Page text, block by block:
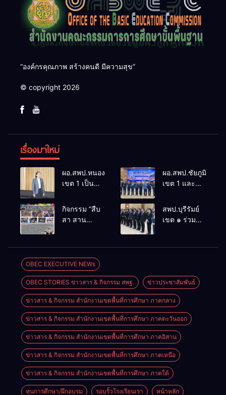
“องค์กรคุณภาพ สร้างคนดี มีความสุข”
© copyright 2026
เรื่องมาใหม่
ผอ.สพป.หนองคาย
เขต 1 เป็น
พิธีเปิด
ป้องกันและ
แก้ไขปัญหา
ยาเสพติดใน
สถานศึกษา
ประจำ
ปีงบประมาณ
พ.ศ.2569
“สพฐ.สร้างสรรค์
ปันสุข”
(OBEC
Sharing
Happiness
Camp : OSH
Camp)
ผอ.สพป.ชัยภูมิ
เขต 1 และ
ประชุม
สัมมนาทาง
นำการศึกษา
ตรวจราชการ
ที่ 13
กิจกรรม “สืบ
สา สาน
เรียนรู้”
โรงเรียนบ้าน
สันพระเนตร
ประจำปีการ
ศึกษา 2569
สพป.บุรีรัมย์
เขต ๑ ร่วม
เขตตรวจ
ราชการที่ ๑๓
OBEC EXECUTIVE NEWs
OBEC STORIES ข่าวสาร & กิจกรรม สพฐ. ข่าวประชาสัมพันธ์
ข่าวสาร & กิจกรรม สำนักงานเขตพื้นที่การศึกษา ภาคกลาง
ข่าวสาร & กิจกรรม สำนักงานเขตพื้นที่การศึกษา ภาคตะวันออก
ข่าวสาร & กิจกรรม สำนักงานเขตพื้นที่การศึกษา ภาคอิสาน
ข่าวสาร & กิจกรรม สำนักงานเขตพื้นที่การศึกษา ภาคเหนือ
ข่าวสาร & กิจกรรม สำนักงานเขตพื้นที่การศึกษา ภาคใต้
ทุนการศึกษา/ฝึกอบรม รอบรั้วโรงเรียนเรา หน้าหลัก